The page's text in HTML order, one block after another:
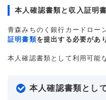
本人確認書類と収入証明
青森みちのく銀行カードロー
証明書類を提出する必要があ
本人確認書類として利用可能
本人確認書類とし